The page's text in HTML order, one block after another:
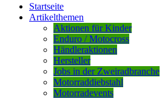
Startseite
Artikelthemen
Aktionen für Kinder
Enduro / Motocross
Händleraktionen
Hersteller
Jobs in der Zweiradbranche
Motorraddiebstahl
Motorradevents